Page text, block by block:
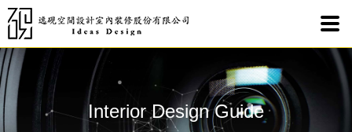
Interior Design Guide
預